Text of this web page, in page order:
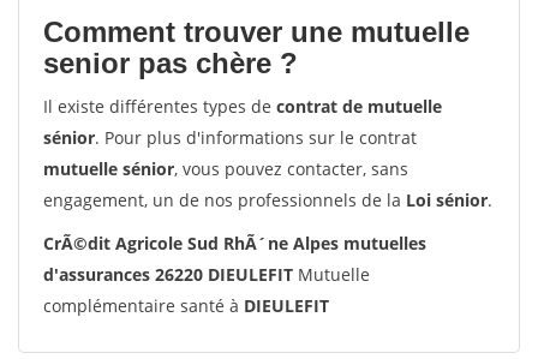
Comment trouver une mutuelle
senior pas chère ?
Il existe différentes types de contrat de mutuelle
sénior. Pour plus d'informations sur le contrat
mutuelle sénior, vous pouvez contacter, sans
engagement, un de nos professionnels de la Loi sénior.
CrÃ©dit Agricole Sud RhÃ´ne Alpes mutuelles
d'assurances 26220 DIEULEFIT Mutuelle
complémentaire santé à DIEULEFIT